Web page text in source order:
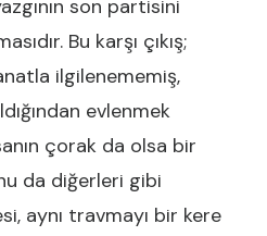
son partisini
Bu karşı çıkış;
ilgilenememiş,
evlenmek
çorak da olsa bir
da diğerleri gibi
aynı travmayı bir kere